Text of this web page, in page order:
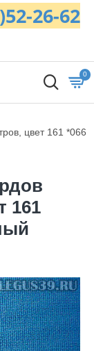
26-62
0
цвет 161 *066
161